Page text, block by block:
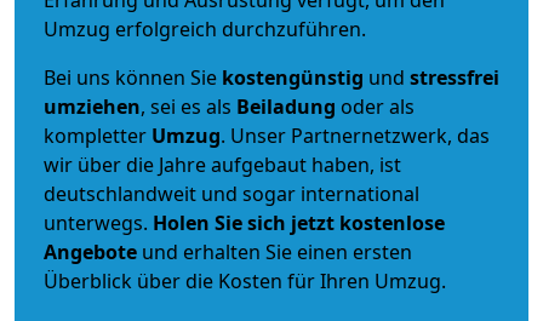
Umzug erfolgreich durchzuführen.
Bei uns können Sie kostengünstig und stressfrei
umziehen, sei es als Beiladung oder als
kompletter Umzug. Unser Partnernetzwerk, das
wir über die Jahre aufgebaut haben, ist
deutschlandweit und sogar international
unterwegs. Holen Sie sich jetzt kostenlose
Angebote und erhalten Sie einen ersten
Überblick über die Kosten für Ihren Umzug.